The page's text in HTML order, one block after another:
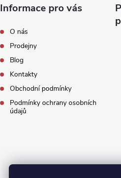
Informace pro vás
O nás
Prodejny
Blog
Kontakty
Obchodní podmínky
Podmínky ochrany osobních
údajů